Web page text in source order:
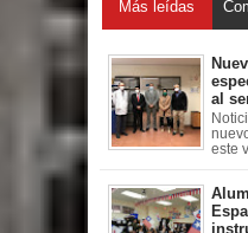
Más leídas
al
este